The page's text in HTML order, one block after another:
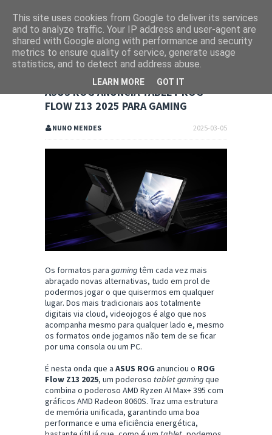
ASUS ROG ANUNCIA TABLET ROG
FLOW Z13 2025 PARA GAMING
2025-03-05
NUNO MENDES
Os formatos para gamingtêm cada vez mais
abraçado novas alternativas, tudo em prol de
podermos jogar o que quisermos em qualquer
lugar. Dos mais tradicionais aos totalmente
digitais via cloud, videojogos é algo que nos
acompanha mesmo para qualquer lado e, mesmo
os formatos onde jogamos não tem de se ficar
por uma consola ou um PC.
É nesta onda que a ASUS ROG anunciou o ROG
Flow Z13 2025, um poderoso tabletgamingque
combina o poderoso AMD Ryzen AI Max+ 395 com
gráficos AMD Radeon 8060S. Traz uma estrutura
de memória unificada, garantindo uma boa
performance e uma eficiência energética,
This site uses cookies from Google to deliver its services
and to analyze traffic. Your IP address and user-agent are
shared with Google along with performance and security
metrics to ensure quality of service, generate usage
statistics, and to detect and address abuse.
LEARN MORE GOT IT